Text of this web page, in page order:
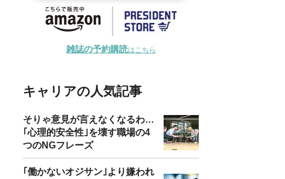
雑誌の予約購読はこちら
キャリアの人気記事
そりゃ意見が言えなくなるわ…
｢心理的安全性｣を壊す職場の4
つのNGフレーズ
｢働かないオジサン｣より嫌われ